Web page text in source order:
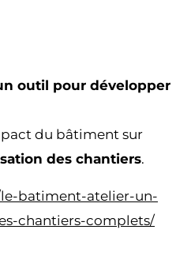
outil pour développer
du bâtiment sur
des chantiers.
batiment-atelier-un-
chantiers-complets/